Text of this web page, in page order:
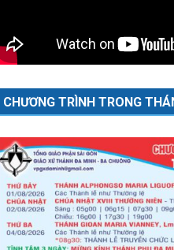
CHƯƠNG TRÌNH TRONG